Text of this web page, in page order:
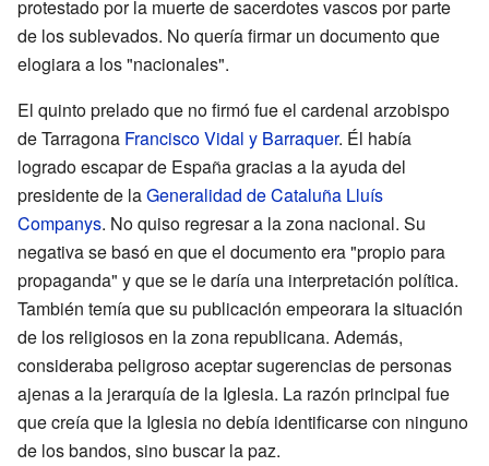
protestado por la muerte de sacerdotes vascos por parte
de los sublevados. No quería firmar un documento que
elogiara a los "nacionales".
El quinto prelado que no firmó fue el cardenal arzobispo
de Tarragona Francisco Vidal y Barraquer. Él había
logrado escapar de España gracias a la ayuda del
presidente de laGeneralidad de Cataluña Lluís
Companys. No quiso regresar a la zona nacional. Su
negativa se basó en que el documento era "propio para
propaganda" y que se le daría una interpretación política.
También temía que su publicación empeorara la situación
de los religiosos en la zona republicana. Además,
consideraba peligroso aceptar sugerencias de personas
ajenas a la jerarquía de la Iglesia. La razón principal fue
que creía que la Iglesia no debía identificarse con ninguno
de los bandos, sino buscar la paz.